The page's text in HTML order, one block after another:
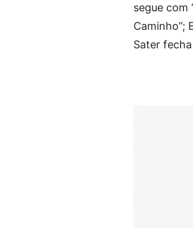
segue com
Caminho”;
Sater